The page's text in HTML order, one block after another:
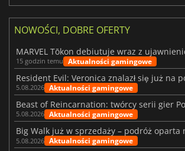
NOWOŚCI, DOBRE OFERTY
15 godzin temu Aktualności gamingowe
5.08.2026 Aktualności gamingowe
5.08.2026 Aktualności gamingowe
5.08.2026 Aktualności gamingowe